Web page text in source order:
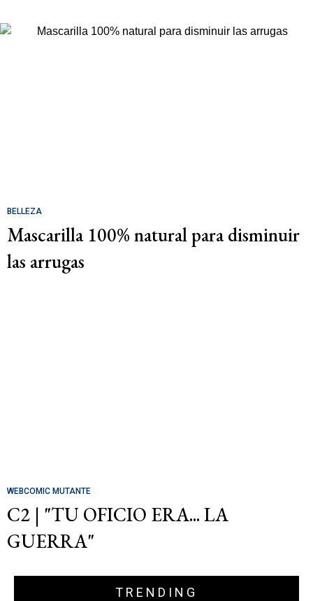
BELLEZA
Mascarilla 100% natural para disminuir
las arrugas
WEBCOMIC MUTANTE
C2 | "TU OFICIO ERA... LA
GUERRA"
TRENDING